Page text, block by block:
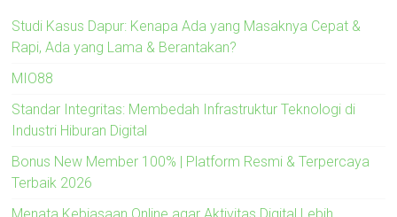
Studi Kasus Dapur: Kenapa Ada yang Masaknya Cepat &
Rapi, Ada yang Lama & Berantakan?
MIO88
Standar Integritas: Membedah Infrastruktur Teknologi di
Industri Hiburan Digital
Bonus New Member 100% | Platform Resmi & Terpercaya
Terbaik 2026
Menata Kebiasaan Online agar Aktivitas Digital Lebih